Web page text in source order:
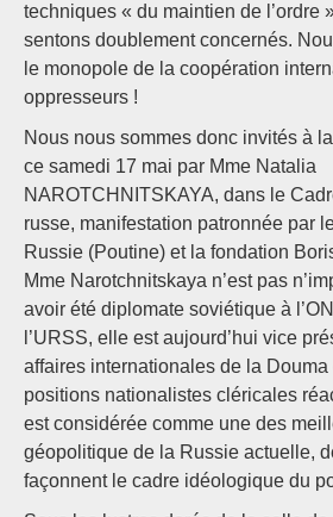
techniques « du maintien de l’ordre
sentons doublement concernés.
le monopole de la coopération
oppresseurs !
Nous nous sommes donc invités à
ce samedi 17 mai par Mme Natalia
NAROTCHNITSKAYA, dans le
russe, manifestation patronnée par
Russie (Poutine) et la fondation
Mme Narotchnitskaya n’est pas
avoir été diplomate soviétique à
l’URSS, elle est aujourd’hui vice
affaires internationales de la Douma
positions nationalistes cléricales
est considérée comme une des
géopolitique de la Russie actuelle,
façonnent le cadre idéologique du